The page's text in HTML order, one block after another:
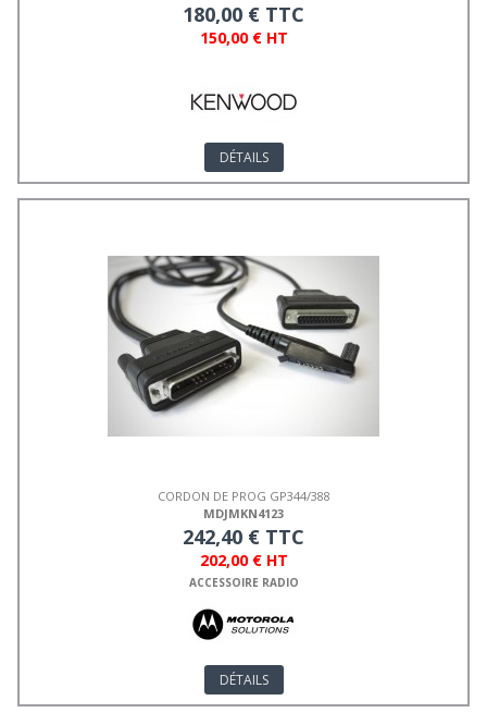
180,00 € TTC
150,00 € HT
DÉTAILS
CORDON DE PROG GP344/388
MDJMKN4123
242,40 € TTC
202,00 € HT
ACCESSOIRE RADIO
DÉTAILS